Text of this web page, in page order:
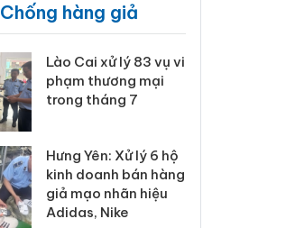
Chống hàng giả
Lào Cai xử lý 83 vụ vi
phạm thương mại
trong tháng 7
Hưng Yên: Xử lý 6 hộ
kinh doanh bán hàng
giả mạo nhãn hiệu
Adidas, Nike